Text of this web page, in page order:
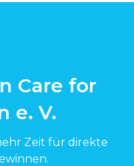
Care for
e. V.
Zeit für direkte